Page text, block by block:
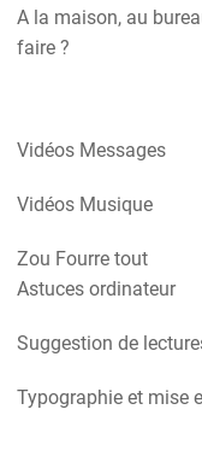
A la maison, au
faire ?
Vidéos Messages
Vidéos Musique
Zou Fourre tout
Astuces ordinateur
Suggestion de
Typographie et mise